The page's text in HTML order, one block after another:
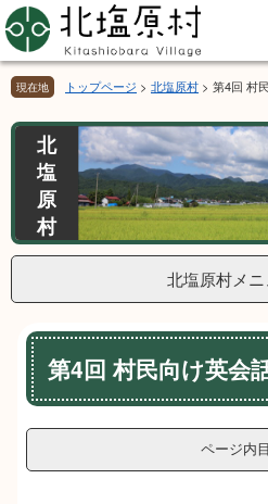
ペ
ー
ジ
の
先
頭
メ
ニ
ュ
ー
を
飛
文
へ
現在地 トップページ > 北塩原村 > 第4回 村
北
塩
原
村
北塩原村メ
本
文
第4回 村民向け英会
ページ内